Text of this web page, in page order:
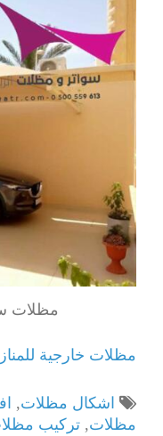
مظلات
مظلات خارجية
اشكال مظلات,
مظلات, تركيب